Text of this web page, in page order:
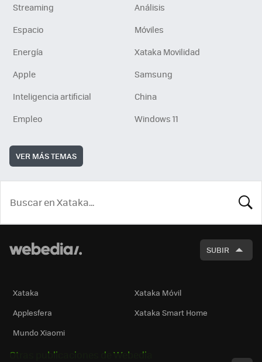
Streaming
Análisis
Espacio
Móviles
Energía
Xataka Movilidad
Apple
Samsung
Inteligencia artificial
China
Empleo
Windows 11
VER MÁS TEMAS
SUBIR
Xataka
Xataka Móvil
Applesfera
Xataka Smart Home
Mundo Xiaomi
Otras publicaciones de Webedia